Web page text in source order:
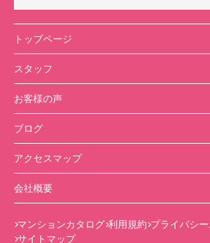
トップページ
スタッフ
お客様の声
ブログ
アクセスマップ
会社概要
マンションカタログ 利用規約 プライバシ
サイトマップ